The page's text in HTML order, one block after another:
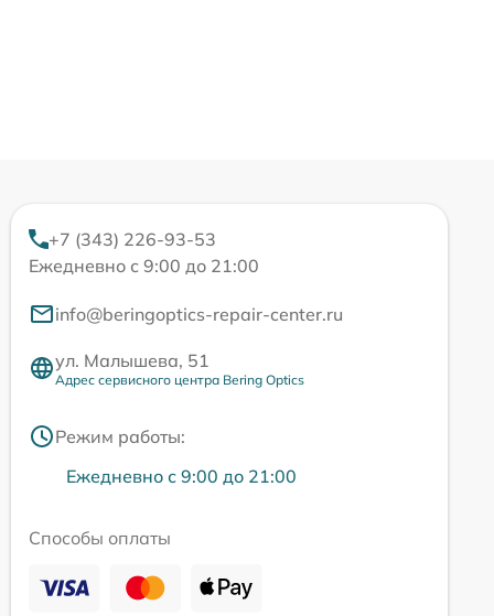
+7 (343) 226-93-53
Ежедневно с 9:00 до 21:00
info@beringoptics-repair-center.ru
ул. Малышева, 51
Адрес сервисного центра Bering Optics
Режим работы:
Ежедневно с 9:00 до 21:00
Способы оплаты